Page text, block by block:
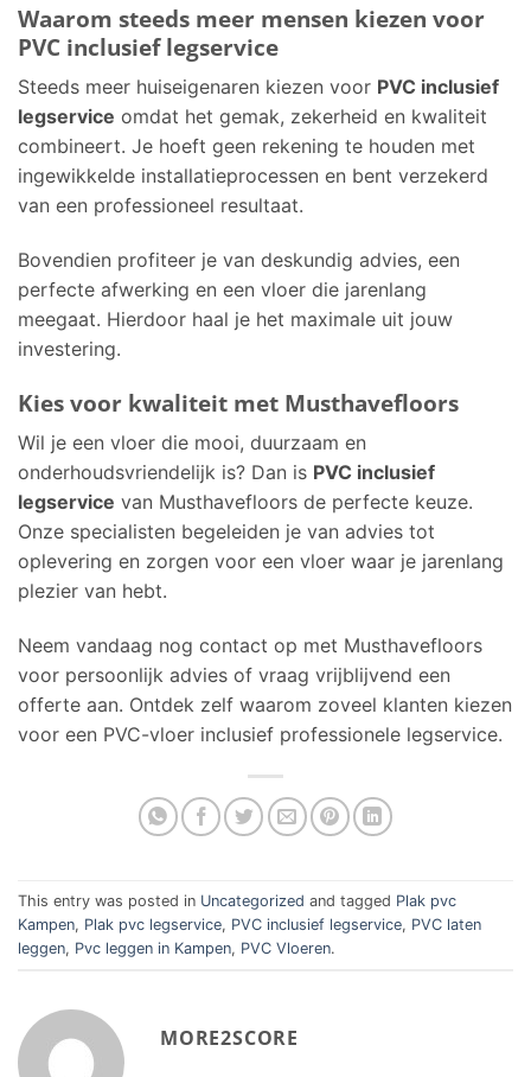
Waarom steeds meer mensen kiezen voor
PVC inclusief legservice
Steeds meer huiseigenaren kiezen voor PVC inclusief
legservice omdat het gemak, zekerheid en kwaliteit
combineert. Je hoeft geen rekening te houden met
ingewikkelde installatieprocessen en bent verzekerd
van een professioneel resultaat.
Bovendien profiteer je van deskundig advies, een
perfecte afwerking en een vloer die jarenlang
meegaat. Hierdoor haal je het maximale uit jouw
investering.
Kies voor kwaliteit met Musthavefloors
Wil je een vloer die mooi, duurzaam en
onderhoudsvriendelijk is? Dan is PVC inclusief
legservice van Musthavefloors de perfecte keuze.
Onze specialisten begeleiden je van advies tot
oplevering en zorgen voor een vloer waar je jarenlang
plezier van hebt.
Neem vandaag nog contact op met Musthavefloors
voor persoonlijk advies of vraag vrijblijvend een
offerte aan. Ontdek zelf waarom zoveel klanten kiezen
voor een PVC-vloer inclusief professionele legservice.
This entry was posted in Uncategorized and tagged Plak pvc
Kampen, Plak pvc legservice, PVC inclusief legservice, PVC laten
leggen, Pvc leggen in Kampen, PVC Vloeren.
MORE2SCORE